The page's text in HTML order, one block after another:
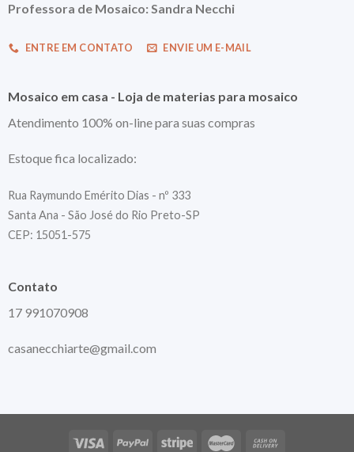
Professora de Mosaico: Sandra Necchi
ENTRE EM CONTATO ENVIE UM E-MAIL
Mosaico em casa - Loja de materias para mosaico
Atendimento 100% on-line para suas compras
Estoque fica localizado:
Rua Raymundo Emérito Dias - nº 333
Santa Ana - São José do Rio Preto-SP
CEP: 15051-575
Contato
17 991070908
casanecchiarte@gmail.com